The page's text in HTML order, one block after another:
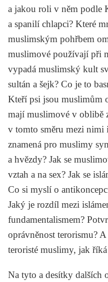
a jakou roli v něm podle
a spanilí chlapci? Které
muslimským pohřbem
muslimové používají při
vypadá muslimský kult
sultán a šejk? Co je to
Kteří psi jsou muslimům
mají muslimové v oblibě
v tomto směru mezi
znamená pro muslimy
a hvězdy? Jak se
vztah a na sex? Jak se
Co si myslí o
Jaký je rozdíl mezi
fundamentalismem?
oprávněnost terorismu?
teroristé muslimy, jak
Na tyto a desítky dalších